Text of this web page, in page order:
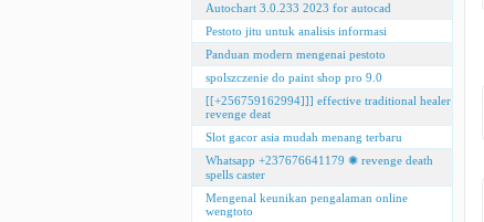
Autochart 3.0.233 2023 for autocad
Pestoto jitu untuk analisis informasi
Panduan modern mengenai pestoto
spolszczenie do paint shop pro 9.0
[[+256759162994]]] effective traditional healer
revenge deat
Slot gacor asia mudah menang terbaru
Whatsapp +237676641179 ✺ revenge death
spells caster
Mengenal keunikan pengalaman online
wengtoto